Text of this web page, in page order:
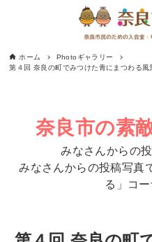
ホーム
Photoギャラリー
第４回 奈良の町でみつけた青にまつわる風
奈良市の素
みなさんからの
みなさんからの投稿写真
る」コー